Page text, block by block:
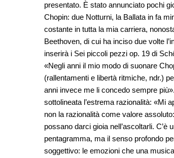
presentato. È stato annunciato pochi
Chopin: due Notturni, la Ballata in fa
costante in tutta la mia carriera,
Beethoven, di cui ha inciso due volte
inserirà i Sei piccoli pezzi op. 19 di
«Negli anni il mio modo di suonare
(rallentamenti e libertà ritmiche, ndr.)
anni invece me li concedo sempre
sottolineata l’estrema razionalità: «Mi
non la razionalità come valore
possano darci gioia nell’ascoltarli.
pentagramma, ma il senso profondo
soggettivo: le emozioni che una